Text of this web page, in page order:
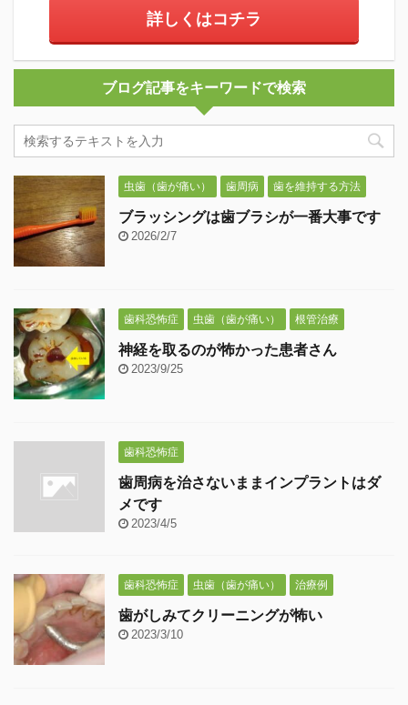
詳しくはコチラ
ブログ記事をキーワードで検索
虫歯（歯が痛い） 歯周病 歯を維持する方法
ブラッシングは歯ブラシが一番大事です
2026/2/7
歯科恐怖症 虫歯（歯が痛い） 根管治療
神経を取るのが怖かった患者さん
2023/9/25
歯科恐怖症
歯周病を治さないままインプラントはダ
メです
2023/4/5
歯科恐怖症 虫歯（歯が痛い） 治療例
歯がしみてクリーニングが怖い
2023/3/10